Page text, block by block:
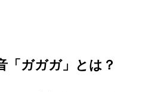
「ガガガ」とは？